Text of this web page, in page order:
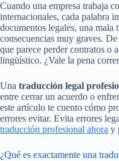
Cuando una empresa trabaja
internacionales, cada palabra
documentos legales, una mala
consecuencias muy graves.
que parece perder contratos o
lingüístico. ¿Vale la pena
Una traducción legal
entre cerrar un acuerdo o
este artículo te cuento cómo
errores evitar. Evita errores
traducción profesional ahora y
¿Qué es exactamente una